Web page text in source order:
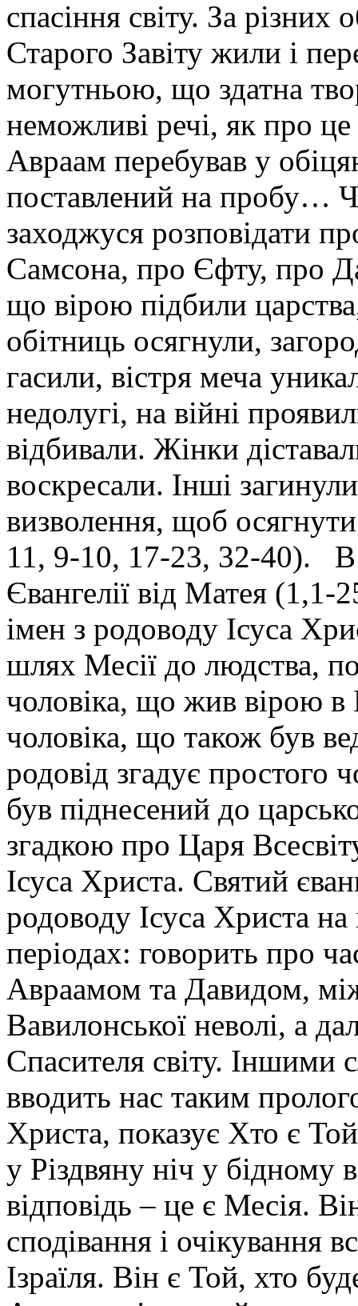
спасiння свiту. За рiзних
Старого Завіту жили i
могутньою, що здатна
неможливі речі, як про
Авраам перебував у
поставлений на пробу…
заходжуся розповідати
Самсона, про Єфту, про
що вірою підбили
обітниць осягнули,
гасили, вістря меча
недолугі, на війні
відбивали. Жінки
воскресали. Інші
визволення, щоб
11, 9-10, 17-23, 32-40). В
Євангелії від Матея
імен з родоводу Ісуса
шлях Месії до людства,
чоловіка, що жив вірою
чоловіка, що також був
родовід згадує простого
був піднесений до
згадкою про Царя
Ісуса Христа. Святий
родоводу Ісуса Христа на
періодах: говорить про
Авраамом та Давидом,
Вавилонської неволі, а
Спасителя світу. Іншими
вводить нас таким
Христа, показує Хто є
у Різдвяну ніч у бідному
відповідь – це є Месія.
сподівання і очікування
Ізраїля. Він є Той, хто